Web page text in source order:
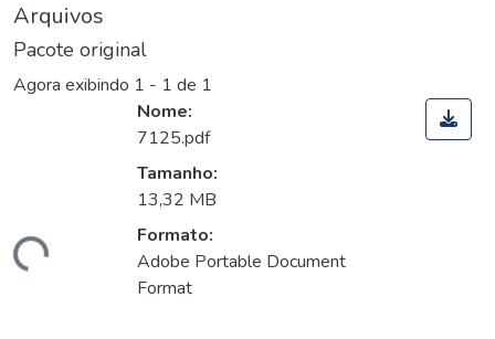
Arquivos
Pacote original
Agora exibindo 1 - 1 de 1
Nome:
7125.pdf
Tamanho:
13,32 MB
Formato:
Adobe Portable Document
Format